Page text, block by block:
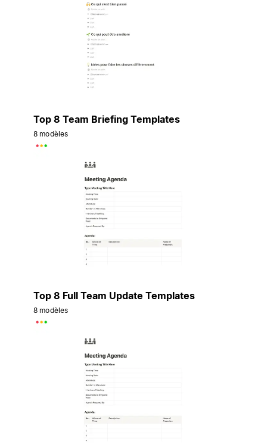
Top 8 Team Briefing Templates
8 modèles
Top 8 Full Team Update Templates
8 modèles